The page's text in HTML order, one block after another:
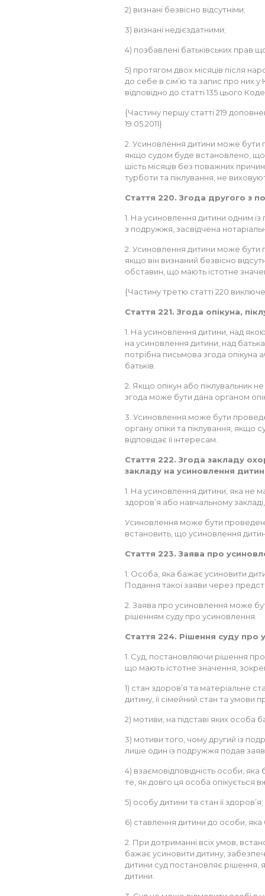
2) визнані безвісно відсутніми;
3) визнані недієздатними;
4) позбавлені батьківських прав
5) протягом двох місяців після
до себе в сім’ю та запис про них
відповідно до статті 135 цього
{Частину першу статті 219
19.05.2011}
2. Усиновлення дитини може бути
якщо судом буде встановлено,
шість місяців без поважних
турботи та піклування, не
Стаття 220. Згода другого з
1. На усиновлення дитини одним
з подружжя, засвідчена
2. Усиновлення дитини може бути
якщо він визнаний безвісно
обставин, що мають істотне
{Частину третю статті 220
Стаття 221. Згода опікуна,
1. На усиновлення дитини, над
на усиновлення дитини, над
потрібна письмова згода опікуна
батьків.
2. Якщо опікун або піклувальник
згода може бути дана органом
3. Усиновлення може бути
органу опіки та піклування, якщо
відповідає її інтересам.
Стаття 222. Згода закладу
закладу на усиновлення
1. На усиновлення дитини, яка не
здоров’я або навчальному
Усиновлення може бути
встановить, що усиновлення
Стаття 223. Заява про
1. Особа, яка бажає усиновити
Подання такої заяви через
2. Заява про усиновлення може
рішенням суду про усиновлення.
Стаття 224. Рішення суду про
1. Суд, постановляючи рішення
що мають істотне значення,
1) стан здоров’я та матеріальне
дитину, її сімейний стан та
2) мотиви, на підставі яких особа
3) мотиви того, чому другий із
лише один із подружжя подав
4) взаємовідповідність особи,
те, як довго ця особа опікується
5) особу дитини та стан її здоров’я;
6) ставлення дитини до особи, яка
2. При дотриманні всіх умов,
бажає усиновити дитину,
дитини суд постановляє
дитини.